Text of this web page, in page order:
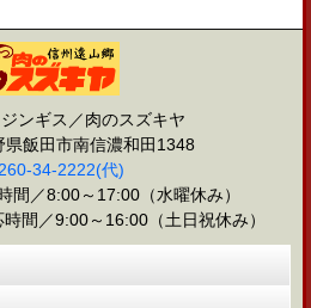
ンギス／肉のスズキヤ
飯田市南信濃和田1348
34-2222(代)
間／8:00～17:00（水曜休み）
間／9:00～16:00（土日祝休み）